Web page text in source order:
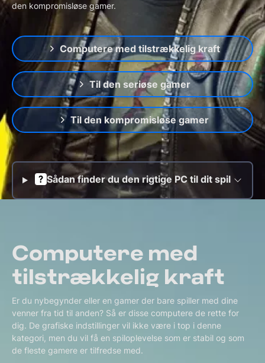
den kompromisløse gamer.
Computere med tilstrækkelig kraft
Til den seriøse gamer
Til den kompromisløse gamer
Sådan finder du den rigtige PC til dit spil
Computere med
tilstrækkelig kraft
Er du nybegynder eller en gamer der bare spiller med dine
venner fra tid til anden? Så er disse computere de rette for
dig. De grafiske indstillinger vil ikke være i top i denne
kategori, men du vil få en spiloplevelse som er stabil og som
de fleste gamere er tilfredse med.